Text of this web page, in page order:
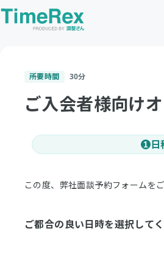
所要時間 30分
ご入会者様向け
1 日
この度、弊社面談予約フォームを
ご都合の良い日時を選択して